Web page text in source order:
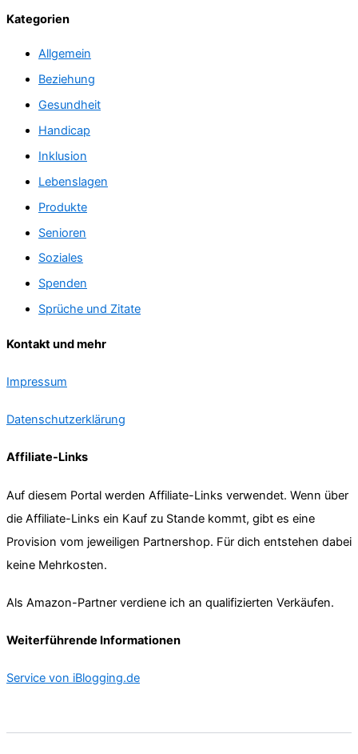
Kategorien
Allgemein
Beziehung
Gesundheit
Handicap
Inklusion
Lebenslagen
Produkte
Senioren
Soziales
Spenden
Sprüche und Zitate
Kontakt und mehr
Impressum
Datenschutzerklärung
Affiliate-Links
Auf diesem Portal werden Affiliate-Links verwendet. Wenn über
die Affiliate-Links ein Kauf zu Stande kommt, gibt es eine
Provision vom jeweiligen Partnershop. Für dich entstehen dabei
keine Mehrkosten.
Als Amazon-Partner verdiene ich an qualifizierten Verkäufen.
Weiterführende Informationen
Service von iBlogging.de